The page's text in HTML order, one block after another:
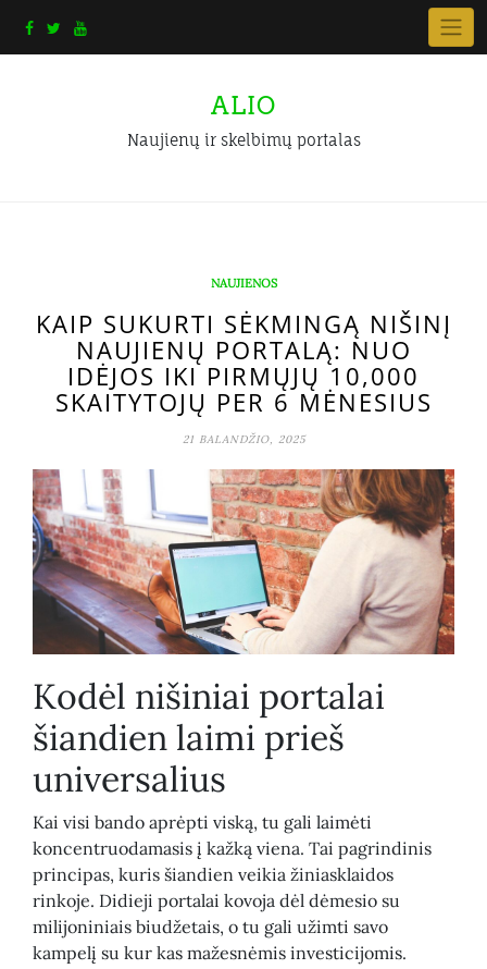
ALIO
Naujienų ir skelbimų portalas
NAUJIENOS
KAIP SUKURTI SĖKMINGĄ NIŠINĮ
NAUJIENŲ PORTALĄ: NUO
IDĖJOS IKI PIRMŲJŲ 10,000
SKAITYTOJŲ PER 6 MĖNESIUS
21 BALANDŽIO, 2025
Kodėl nišiniai portalai
šiandien laimi prieš
universalius
Kai visi bando aprėpti viską, tu gali laimėti
koncentruodamasis į kažką viena. Tai pagrindinis
principas, kuris šiandien veikia žiniasklaidos
rinkoje. Didieji portalai kovoja dėl dėmesio su
milijoniniais biudžetais, o tu gali užimti savo
kampelį su kur kas mažesnėmis investicijomis.